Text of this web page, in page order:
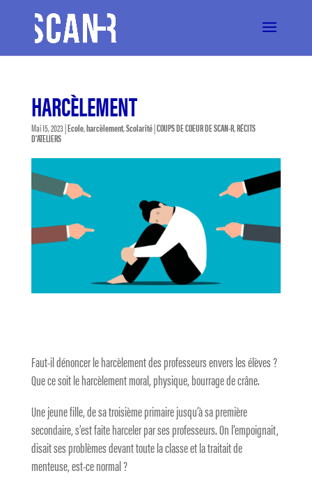
HARCÈLEMENT
Mai 15, 2023|Ecole,harcèlement,Scolarité|COUPS DE COEUR DE SCAN-R,RÉCITS
D'ATELIERS
Faut-il dénoncer le harcèlement des professeurs envers les élèves ?
Que ce soit le harcèlement moral, physique, bourrage de crâne.
Une jeune fille, de sa troisième primaire jusqu’à sa première
secondaire, s’est faite harceler par ses professeurs. On l’empoignait,
disait ses problèmes devant toute la classe et la traitait de
menteuse, est-ce normal ?